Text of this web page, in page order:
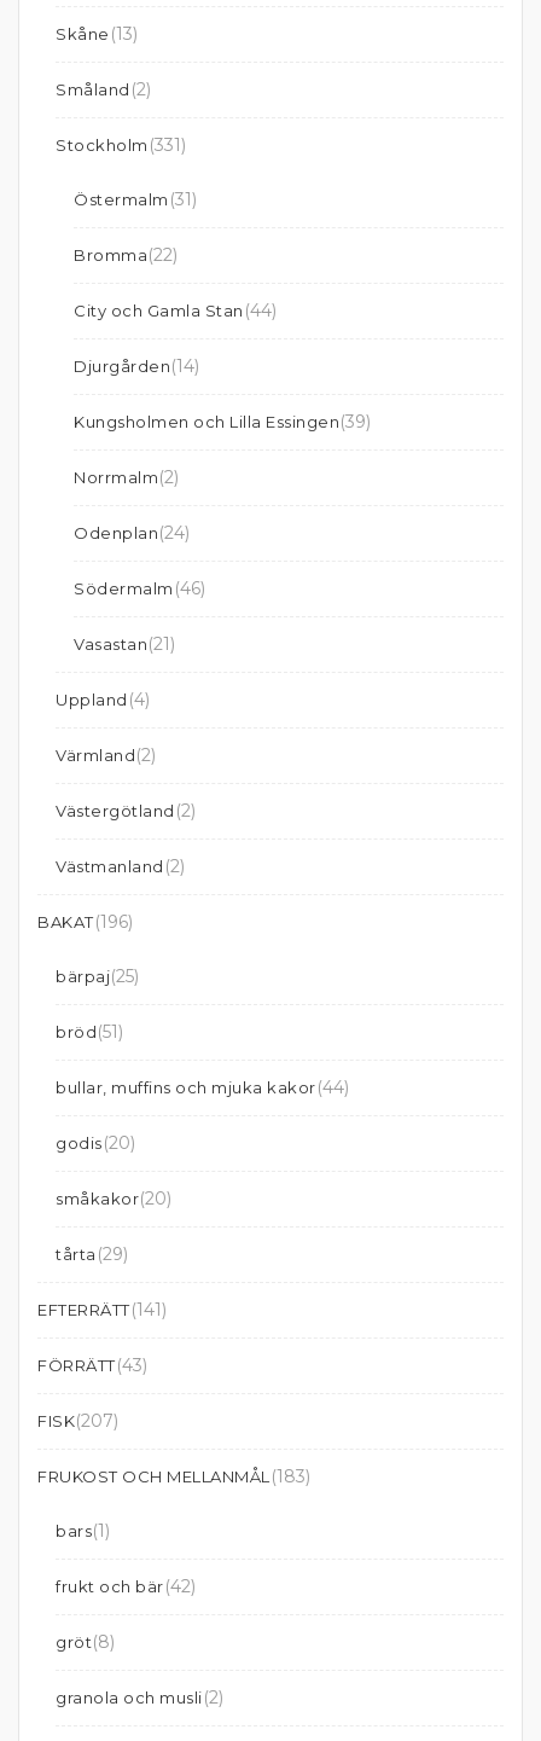
Skåne (13)
Småland (2)
Stockholm (331)
Östermalm (31)
Bromma(22)
City och Gamla Stan (44)
Djurgården(14)
Kungsholmen och Lilla Essingen(39)
Norrmalm(2)
Odenplan(24)
Södermalm (46)
Vasastan(21)
Uppland (4)
Värmland(2)
Västergötland (2)
Västmanland (2)
BAKAT(196)
bärpaj(25)
bröd(51)
bullar, muffins och mjuka kakor(44)
godis(20)
småkakor(20)
tårta (29)
EFTERRÄTT(141)
FÖRRÄTT(43)
FISK(207)
FRUKOST OCH MELLANMÅL (183)
bars(1)
frukt och bär(42)
gröt(8)
granola och musli(2)